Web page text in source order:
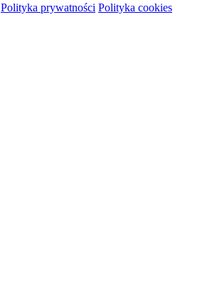
Polityka prywatności Polityka cookies